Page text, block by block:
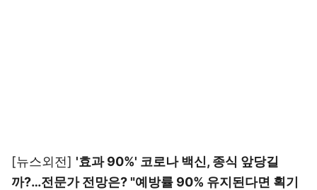
[뉴스외전] '효과 90%' 코로나 백신, 종식 앞당길
까?…전문가 전망은? "예방률 90% 유지된다면 획기